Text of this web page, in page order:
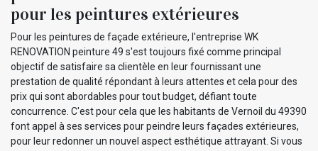
pour les peintures extérieures
Pour les peintures de façade extérieure, l'entreprise WK
RENOVATION peinture 49 s'est toujours fixé comme principal
objectif de satisfaire sa clientèle en leur fournissant une
prestation de qualité répondant à leurs attentes et cela pour des
prix qui sont abordables pour tout budget, défiant toute
concurrence. C'est pour cela que les habitants de Vernoil du 49390
font appel à ses services pour peindre leurs façades extérieures,
pour leur redonner un nouvel aspect esthétique attrayant. Si vous